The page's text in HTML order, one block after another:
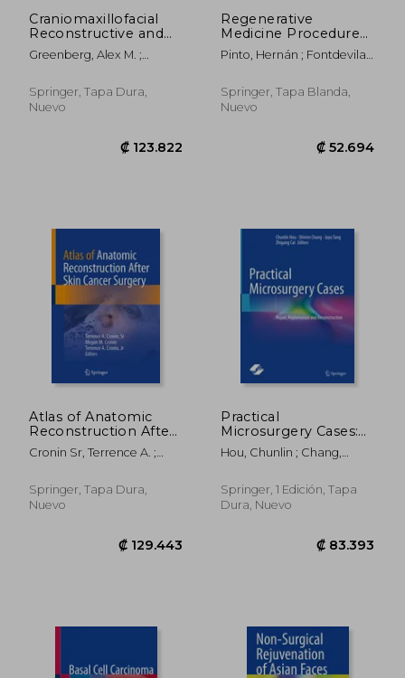
Craniomaxillofacial
Reconstructive and
Corrective Bone
Surgery (en Inglés)
Greenberg, Alex M. ;
Springer, Tapa Dura,
Nuevo
Regenerative
Medicine Procedures
for Aesthetic
Physicians (en Inglés)
Pinto, Hernán ; Fontdevila,
Springer, Tapa Blanda,
Nuevo
Atlas of Anatomic
Reconstruction After
Skin Cancer Surgery
(en Inglés)
Cronin Sr, Terrence A. ;
Jr, Terrence A.
Springer, Tapa Dura,
Nuevo
Practical
Microsurgery Cases:
Repair, Replantation
and Reconstruction
Hou, Chunlin ; Chang,
Springer, 1 Edición, Tapa
Dura, Nuevo